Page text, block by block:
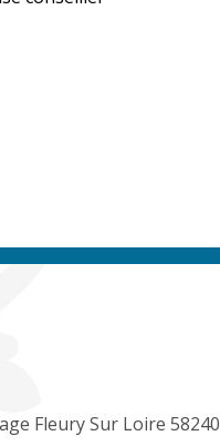
Fleury Sur Loire 58240